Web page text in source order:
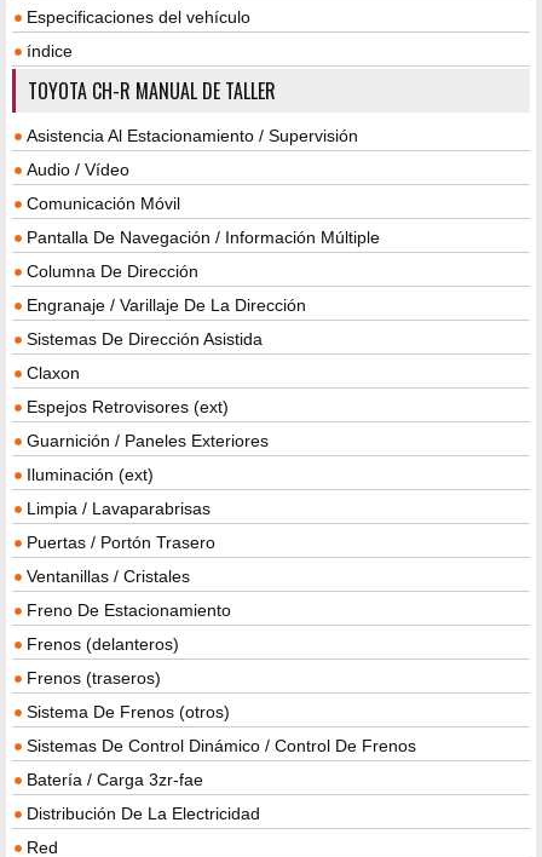
Especificaciones del vehículo
índice
TOYOTA CH-R MANUAL DE TALLER
Asistencia Al Estacionamiento / Supervisión
Audio / Vídeo
Comunicación Móvil
Pantalla De Navegación / Información Múltiple
Columna De Dirección
Engranaje / Varillaje De La Dirección
Sistemas De Dirección Asistida
Claxon
Espejos Retrovisores (ext)
Guarnición / Paneles Exteriores
Iluminación (ext)
Limpia / Lavaparabrisas
Puertas / Portón Trasero
Ventanillas / Cristales
Freno De Estacionamiento
Frenos (delanteros)
Frenos (traseros)
Sistema De Frenos (otros)
Sistemas De Control Dinámico / Control De Frenos
Batería / Carga 3zr-fae
Distribución De La Electricidad
Red